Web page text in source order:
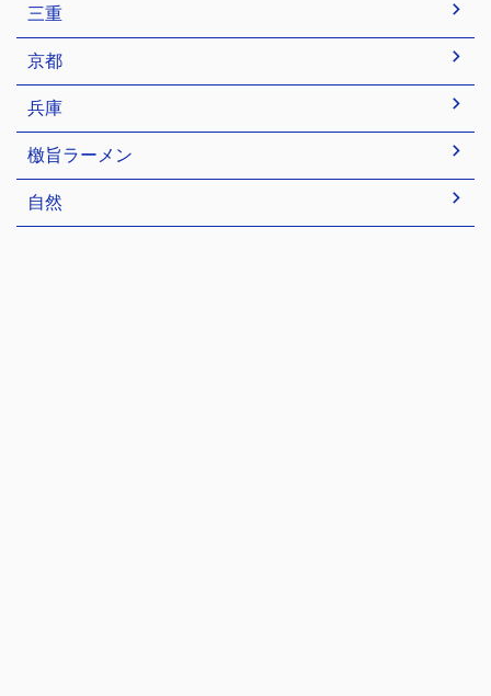
三重
京都
兵庫
檄旨ラーメン
自然